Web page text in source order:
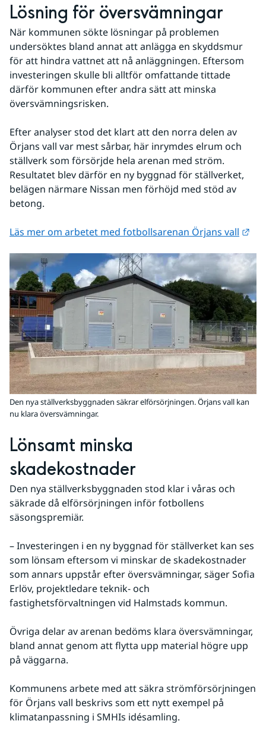
Lösning för översvämningar
När kommunen sökte lösningar på problemen
undersöktes bland annat att anlägga en skyddsmur
för att hindra vattnet att nå anläggningen. Eftersom
investeringen skulle bli alltför omfattande tittade
därför kommunen efter andra sätt att minska
översvämningsrisken.
Efter analyser stod det klart att den norra delen av
Örjans vall var mest sårbar, här inrymdes elrum och
ställverk som försörjde hela arenan med ström.
Resultatet blev därför en ny byggnad för ställverket,
belägen närmare Nissan men förhöjd med stöd av
betong.
Läs mer om arbetet med fotbollsarenan Örjans vall
Den nya ställverksbyggnaden säkrar elförsörjningen. Örjans vall kan
nu klara översvämningar.
Lönsamt minska
skadekostnader
Den nya ställverksbyggnaden stod klar i våras och
säkrade då elförsörjningen inför fotbollens
säsongspremiär.
– Investeringen i en ny byggnad för ställverket kan ses
som lönsam eftersom vi minskar de skadekostnader
som annars uppstår efter översvämningar, säger Sofia
Erlöv, projektledare teknik- och
fastighetsförvaltningen vid Halmstads kommun.
Övriga delar av arenan bedöms klara översvämningar,
bland annat genom att flytta upp material högre upp
på väggarna.
Kommunens arbete med att säkra strömförsörjningen
för Örjans vall beskrivs som ett nytt exempel på
klimatanpassning i SMHIs idésamling.